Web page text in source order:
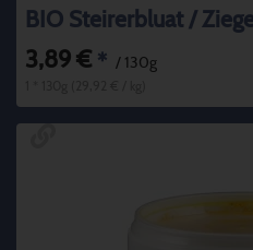
BIO Steirerbluat /
3,89 € * / 130g